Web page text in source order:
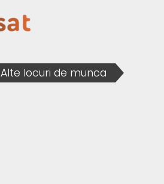
Alte locuri de munca